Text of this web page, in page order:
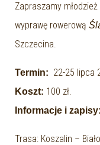
Zapraszamy
wyprawę rowerową
Szczecina.
Termin: 22-25 lipca
Koszt: 100 zł.
Informacje i zapisy:
Trasa: Koszalin –